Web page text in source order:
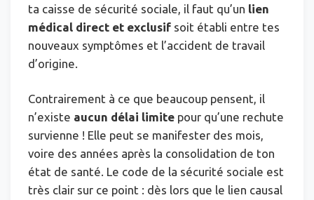
ta caisse de sécurité sociale, il faut qu’un lien
médical direct et exclusif soit établi entre tes
nouveaux symptômes et l’accident de travail
d’origine.
Contrairement à ce que beaucoup pensent, il
n’existe aucun délai limite pour qu’une rechute
survienne ! Elle peut se manifester des mois,
voire des années après la consolidation de ton
état de santé. Le code de la sécurité sociale est
très clair sur ce point : dès lors que le lien causal